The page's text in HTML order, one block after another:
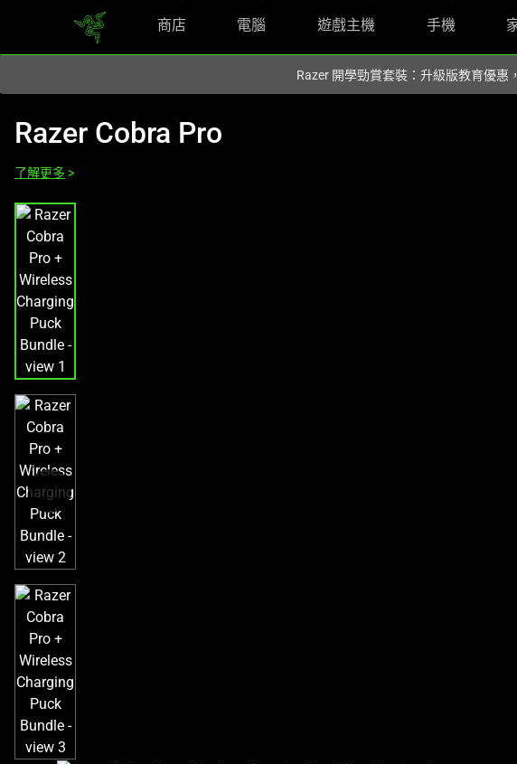
商店 電腦 遊戲主機 手機
Razer 開學勁賞套裝：升級版教育優惠
Razer Cobra Pro
了解更多 >
This
carousel
with
one
large
image
and
a
track
thumbnails
below.
Select
any
of
the
image
buttons
change
the
main
image
above.